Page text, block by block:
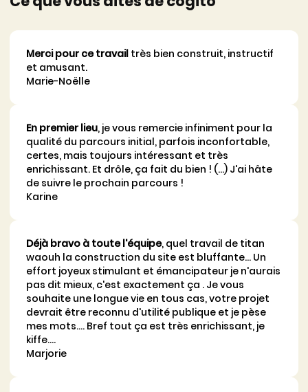
Merci pour ce travail très bien construit, instructif
et amusant.
Marie-Noëlle
En premier lieu, je vous remercie infiniment pour la
qualité du parcours initial, parfois inconfortable,
certes, mais toujours intéressant et très
enrichissant. Et drôle, ça fait du bien ! (…) J'ai hâte
de suivre le prochain parcours !
Karine
Déjà bravo à toute l'équipe, quel travail de titan
waouh la construction du site est bluffante... Un
effort joyeux stimulant et émancipateur je n'aurais
pas dit mieux, c'est exactement ça . Je vous
souhaite une longue vie en tous cas, votre projet
devrait être reconnu d'utilité publique et je pèse
mes mots.... Bref tout ça est très enrichissant, je
kiffe....
Marjorie